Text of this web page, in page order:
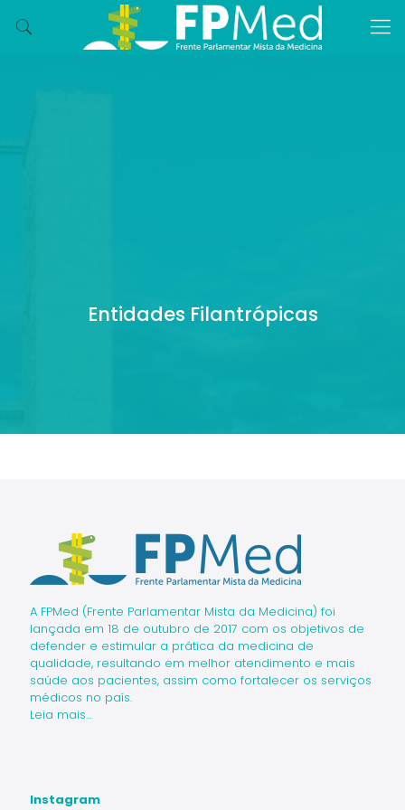
Entidades Filantrópicas
A FPMed (Frente Parlamentar Mista da Medicina) foi
lançada em 18 de outubro de 2017 com os objetivos de
defender e estimular a prática da medicina de
qualidade, resultando em melhor atendimento e mais
saúde aos pacientes, assim como fortalecer os serviços
médicos no país.
Leia mais…
Instagram